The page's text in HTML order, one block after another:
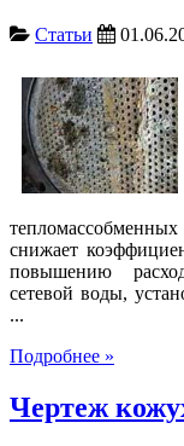
Статьи
снижает
повышению
сетевой воды,
...
Подробнее »
Чертеж